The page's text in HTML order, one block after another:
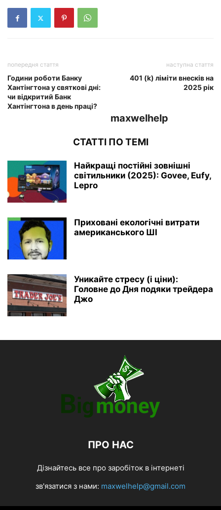
попередня стаття
Години роботи Банку
Хантінгтона у святкові дні:
чи відкритий Банк
Хантінгтона в день праці?
наступна стаття
401 (k) ліміти внесків на
2025 рік
maxwelhelp
СТАТТІ ПО ТЕМІ
Найкращі постійні зовнішні
світильники (2025): Govee, Eufy,
Lepro
Приховані екологічні витрати
американського ШІ
Уникайте стресу (і ціни):
Головне до Дня подяки трейдера
Джо
ПРО НАС
Дізнайтесь все про заробіток в інтернеті
зв'язатися з нами: maxwelhelp@gmail.com